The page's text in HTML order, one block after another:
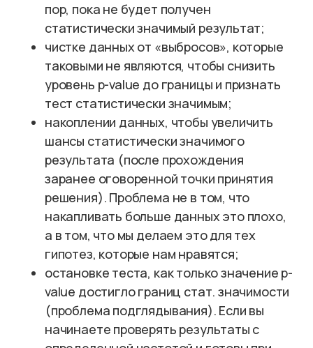
пор, пока не будет получен
статистически значимый результат;
чистке данных от «выбросов», которые
таковыми не являются, чтобы снизить
уровень p-value до границы и признать
тест статистически значимым;
накоплении данных, чтобы увеличить
шансы статистически значимого
результата (после прохождения
заранее оговоренной точки принятия
решения). Проблема не в том, что
накапливать больше данных это плохо,
а в том, что мы делаем это для тех
гипотез, которые нам нравятся;
остановке теста, как только значение p-
value достигло границ стат. значимости
(проблема подглядывания). Если вы
начинаете проверять результаты с